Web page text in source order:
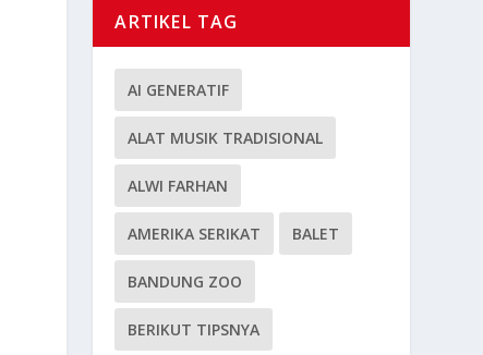
ARTIKEL TAG
AI GENERATIF
ALAT MUSIK TRADISIONAL
ALWI FARHAN
AMERIKA SERIKAT BALET
BANDUNG ZOO
BERIKUT TIPSNYA